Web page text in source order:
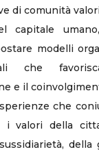
di comunità
capitale
modelli
che
e il
che
i valori della
della